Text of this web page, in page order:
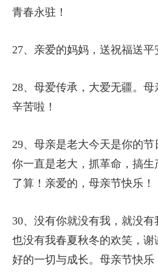
青春永驻！
27、亲爱的妈妈，送祝福送平
28、母爱传承，大爱无疆。
辛苦啦！
29、母亲是老大今天是你的
你一直是老大，抓革命，搞
了算！亲爱的，母亲节快乐！
30、没有你就没有我，就没有
也没有我春夏秋冬的欢笑，
好的一切与成长。母亲节快乐